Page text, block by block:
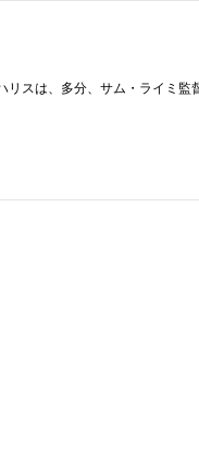
スは、多分、サム・ライミ